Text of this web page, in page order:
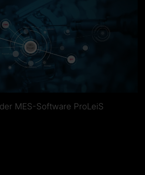
MES-Software ProLeiS